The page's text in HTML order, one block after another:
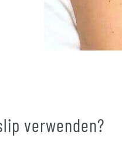
verwenden?